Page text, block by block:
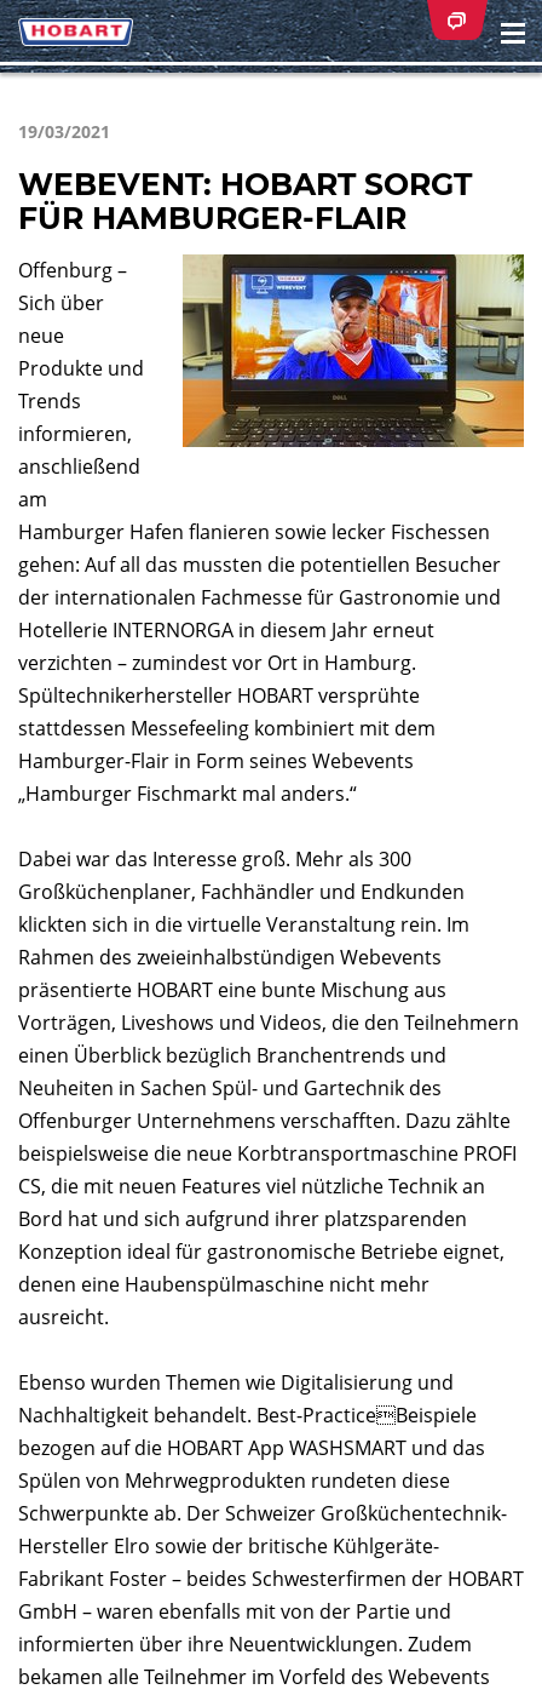
19/03/2021
WEBEVENT: HOBART SORGT
FÜR HAMBURGER-FLAIR
Offenburg –
Sich über
neue
Produkte und
Trends
informieren,
anschließend
am
Hamburger Hafen flanieren sowie lecker Fischessen
gehen: Auf all das mussten die potentiellen Besucher
der internationalen Fachmesse für Gastronomie und
Hotellerie INTERNORGA in diesem Jahr erneut
verzichten – zumindest vor Ort in Hamburg.
Spültechnikerhersteller HOBART versprühte
stattdessen Messefeeling kombiniert mit dem
Hamburger-Flair in Form seines Webevents
„Hamburger Fischmarkt mal anders.“
Dabei war das Interesse groß. Mehr als 300
Großküchenplaner, Fachhändler und Endkunden
klickten sich in die virtuelle Veranstaltung rein. Im
Rahmen des zweieinhalbstündigen Webevents
präsentierte HOBART eine bunte Mischung aus
Vorträgen, Liveshows und Videos, die den Teilnehmern
einen Überblick bezüglich Branchentrends und
Neuheiten in Sachen Spül- und Gartechnik des
Offenburger Unternehmens verschafften. Dazu zählte
beispielsweise die neue Korbtransportmaschine PROFI
CS, die mit neuen Features viel nützliche Technik an
Bord hat und sich aufgrund ihrer platzsparenden
Konzeption ideal für gastronomische Betriebe eignet,
denen eine Haubenspülmaschine nicht mehr
ausreicht.
Ebenso wurden Themen wie Digitalisierung und
Nachhaltigkeit behandelt. Best-PracticeBeispiele
bezogen auf die HOBART App WASHSMART und das
Spülen von Mehrwegprodukten rundeten diese
Schwerpunkte ab. Der Schweizer Großküchentechnik-
Hersteller Elro sowie der britische Kühlgeräte-
Fabrikant Foster – beides Schwesterfirmen der HOBART
GmbH – waren ebenfalls mit von der Partie und
informierten über ihre Neuentwicklungen. Zudem
bekamen alle Teilnehmer im Vorfeld des Webevents